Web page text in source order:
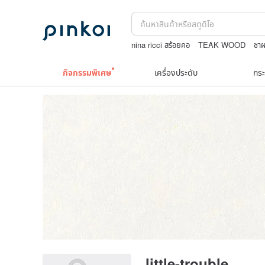
nina ricci สร้อยคอ TEAK WOOD
ชา
กิจกรรมพิเศษ เครื่องประดับ กร